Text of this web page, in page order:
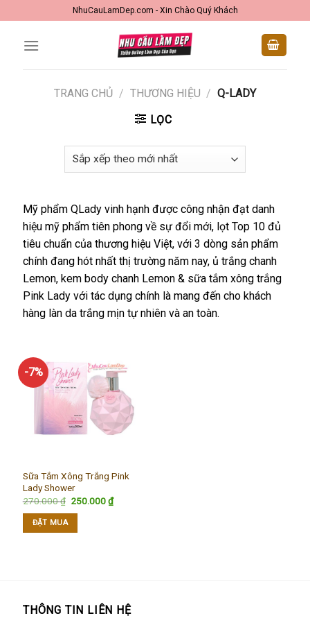
to
content
NhuCauLamDep.com - Xin Chào Quý Khách
TRANG CHỦ / THƯƠNG HIỆU / Q-LADY
LỌC
Mỹ phẩm QLady vinh hạnh được công nhận đạt danh
hiệu mỹ phẩm tiên phong về sự đổi mới, lọt Top 10 đủ
tiêu chuẩn của thương hiệu Việt, với 3 dòng sản phẩm
chính đang hót nhất thị trường năm nay, ủ trắng chanh
Lemon, kem body chanh Lemon & sữa tắm xông trắng
Pink Lady với tác dụng chính là mang đến cho khách
hàng làn da trắng mịn tự nhiên và an toàn.
-7%
Sữa Tắm Xông Trắng Pink
Lady Shower
270.000₫ Giá
250.000₫Giá
hiện
ĐẶT MUA
THÔNG TIN LIÊN HỆ